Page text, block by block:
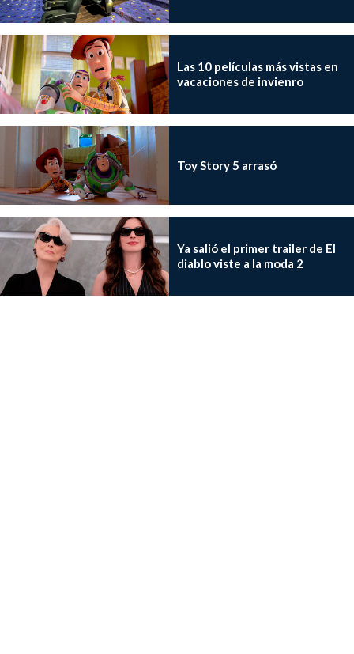
Las 10 películas más vistas en
vacaciones de invienro
Toy Story 5 arrasó
Ya salió el primer trailer de El
diablo viste a la moda 2